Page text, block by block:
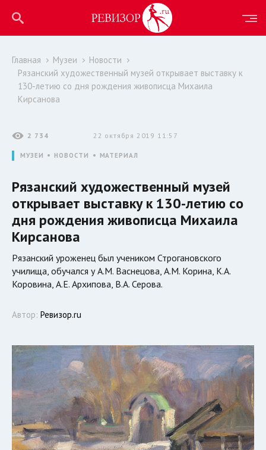
Главная Музеи
Новости
Рязанский художественный музей открывает выставку к
130-летию со дня рождения живописца Михаила
Кирсанова
2 734 22 октября 2019 11:57
МУЗЕИ НОВОСТИ МАТЕРИАЛ
Рязанский художественный музей
открывает выставку к 130-летию со
дня рождения живописца Михаила
Кирсанова
Рязанский уроженец был учеником Строгановского
училища, обучался у А.М. Васнецова, А.М. Корина, К.А.
Коровина, А.Е. Архипова, В.А. Серова.
Автор: Ревизор.ru